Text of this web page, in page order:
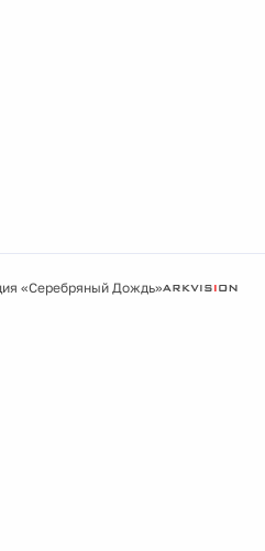
«Серебряный Дождь»